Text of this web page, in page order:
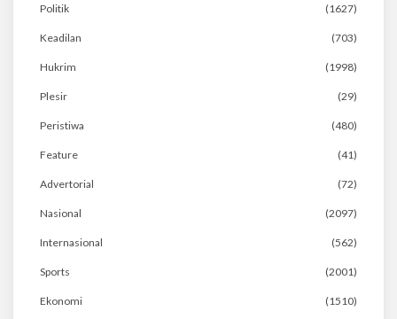
Politik (1627)
Keadilan (703)
Hukrim (1998)
Plesir (29)
Peristiwa (480)
Feature (41)
Advertorial (72)
Nasional (2097)
Internasional (562)
Sports (2001)
Ekonomi (1510)